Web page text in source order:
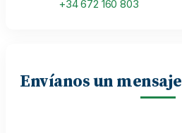
+34 672 160 803
Envíanos un mensaje